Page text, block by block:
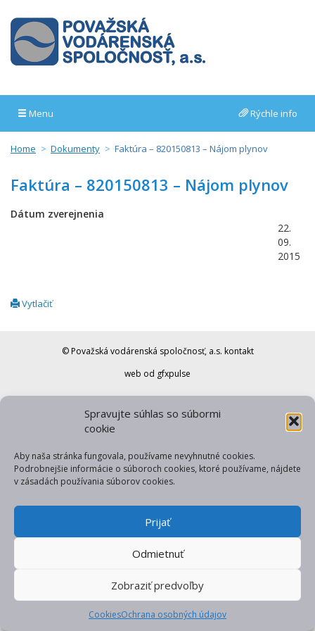
Spravujte súhlas so súbormi
cookie
Aby naša stránka fungovala, používame nevyhnutné cookies.
Podrobnejšie informácie o súboroch cookies, ktoré používame, nájdete
v zásadách používania súborov cookies.
Prijať
Odmietnuť
Zobraziť predvoľby
CookiesOchrana osobných údajov
Menu Rýchle info
Home Dokumenty Faktúra – 820150813 – Nájom plynov
Faktúra – 820150813 – Nájom plynov
Dátum zverejnenia
22.
09.
2015
Vytlačiť
© Považská vodárenská spoločnosť, a.s. kontakt
web od gfxpulse